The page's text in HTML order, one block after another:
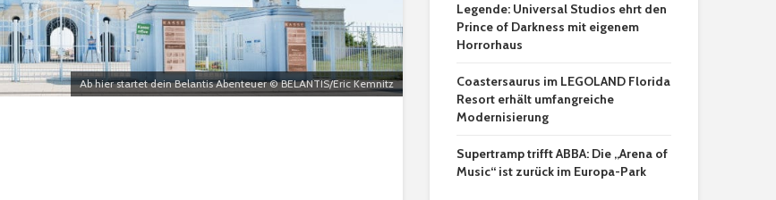
Ab hier startet dein Belantis Abenteuer © BELANTIS/Eric Kemnitz
Legende: Universal Studios ehrt den
Prince of Darkness mit eigenem
Horrorhaus
Coastersaurus im LEGOLAND Florida
Resort erhält umfangreiche
Modernisierung
Supertramp trifft ABBA: Die „Arena of
Music“ ist zurück im Europa-Park